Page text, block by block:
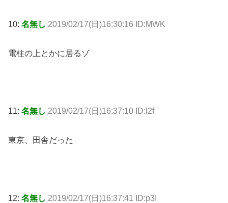
10: 名無し 2019/02/17(日)16:30:16 ID:MWK
電柱の上とかに居るゾ
11: 名無し 2019/02/17(日)16:37:10 ID:l2f
東京、田舎だった
12: 名無し 2019/02/17(日)16:37:41 ID:p3I